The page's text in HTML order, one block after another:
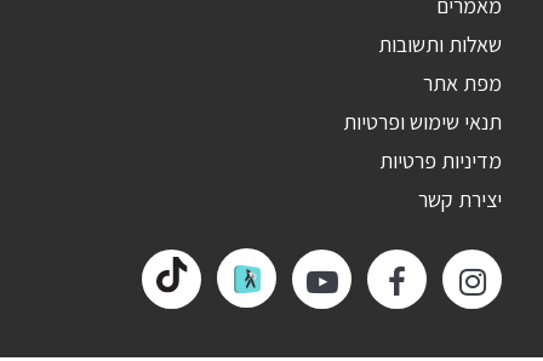
שאלות ותשובות
מפת אתר
תנאי שימוש ופרטיות
מדיניות פרטיות
יצירת קשר